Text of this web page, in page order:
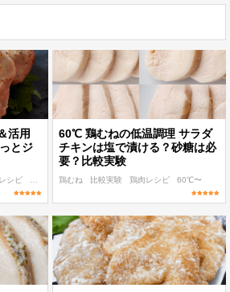
活用
とジ
シピ 低温調理 麹・発酵食レシピ
60℃ 鶏むねの低温調理 サラダ
チキンは塩で漬ける？砂糖は必
要？比較実験
鶏むね 比較実験 鶏肉レシピ 60℃〜